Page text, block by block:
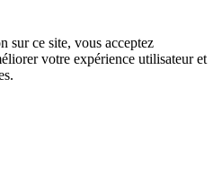
sur ce site, vous acceptez
votre expérience utilisateur et